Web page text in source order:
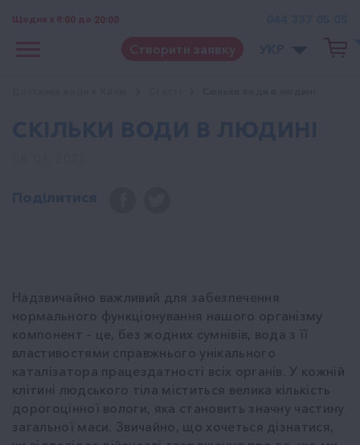
Щодня з 8:00 до 20:00
Створити заявку
Надзвичайно важливий для забезпечення
нормального функціонування нашого організму
компонент – це, без жодних сумнівів, вода з її
властивостями справжнього унікального
каталізатора працездатності всіх органів. У кожній
клітині людського тіла міститься велика кількість
дорогоцінної вологи, яка становить значну частину
загальної маси. Звичайно, що хочеться дізнатися,